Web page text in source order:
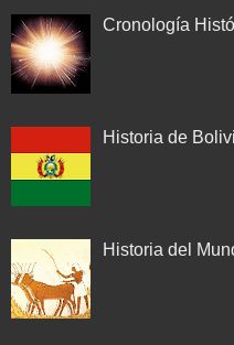
Cronología
Historia de
Historia del